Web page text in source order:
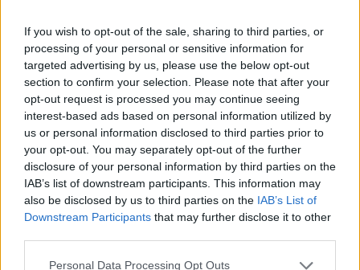
If you wish to opt-out of the sale, sharing to third parties, or
processing of your personal or sensitive information for
targeted advertising by us, please use the below opt-out
section to confirm your selection. Please note that after your
opt-out request is processed you may continue seeing
interest-based ads based on personal information utilized by
us or personal information disclosed to third parties prior to
your opt-out. You may separately opt-out of the further
disclosure of your personal information by third parties on the
IAB’s list of downstream participants. This information may
also be disclosed by us to third parties on the IAB’s List of
Downstream Participants that may further disclose it to other
Personal Data Processing Opt Outs
VIDEO ΓΙΑΟΎΡΤΙ ΖΑΧΑΡΗ ΚΑΝΈΛΑ
ΣΥΝΤΑΓΉ
Just in